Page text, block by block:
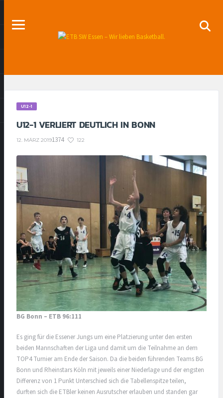
U12-1
U12-1 VERLIERT DEUTLICH IN BONN
12. MÄRZ 20191374 122
BG Bonn – ETB 96:111
Es ging für die Essener Jungs um eine Platzierung unter den ersten
beiden Mannschaften der Liga und damit um die Teilnahme an dem
TOP4 Turnier am Ende der Saison. Da die beiden führenden Teams BG
Bonn und Rheinstars Köln mit jeweils einer Niederlage und der engsten
Differenz von 1 Punkt Unterschied sich die Tabellenspitze teilen,
durften sich die ETBler keinen Ausrutscher erlauben und standen gar